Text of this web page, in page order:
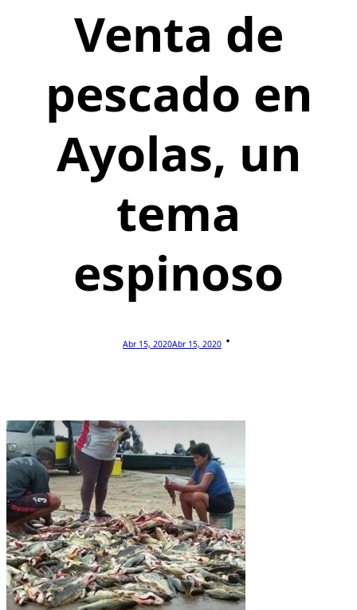
Venta de
pescado en
Ayolas, un
tema
espinoso
Abr 15, 2020Abr 15, 2020